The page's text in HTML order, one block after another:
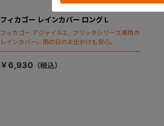
フィカゴー レインカバー ロング L
フィカゴー アジャイル2、フリッタシリーズ専用の
レインカバー。雨の日のお出かけも安心。
￥6,930